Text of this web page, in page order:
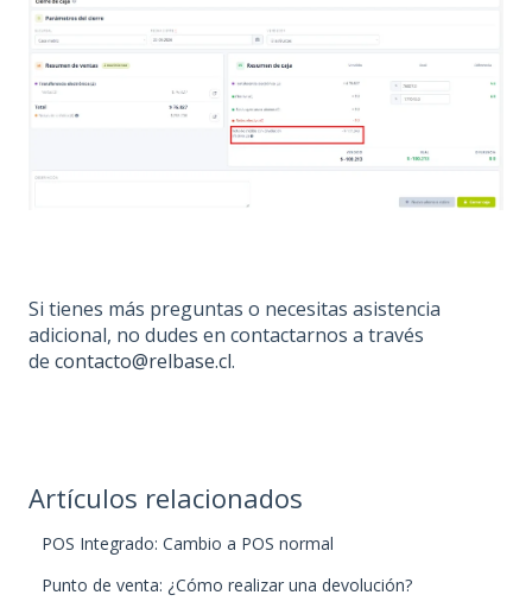
Si tienes más preguntas o necesitas asistencia
adicional, no dudes en contactarnos a través
de contacto@relbase.cl.
Artículos relacionados
POS Integrado: Cambio a POS normal
Punto de venta: ¿Cómo realizar una devolución?